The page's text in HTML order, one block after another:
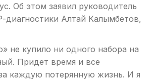
Об этом заявил руководитель
диагностики Алтай Калымбетов,
не купило ни одного набора на
Придет время и все
каждую потерянную жизнь. И я